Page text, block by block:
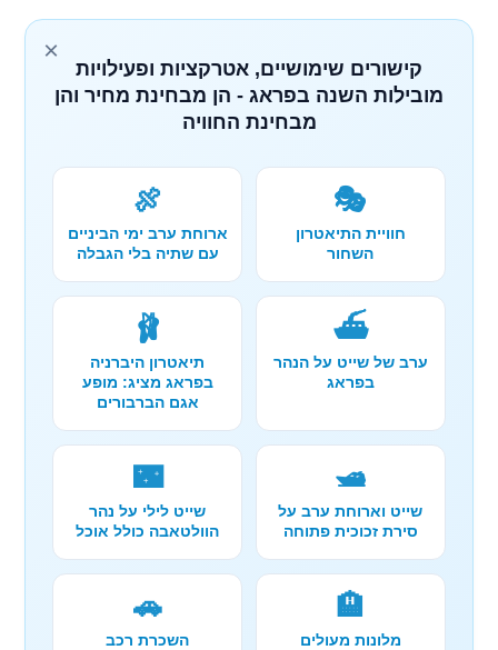
×
קישורים שימושיים, אטרקציות ופעילויות
מובילות השנה בפראג - הן מבחינת מחיר והן
מבחינת החוויה
🎭
חוויית התיאטרון
השחור
🍖
ארוחת ערב ימי הביניים
עם שתיה בלי הגבלה
⛴️
ערב של שייט על הנהר
בפראג
🩰
תיאטרון היברניה
בפראג מציג: מופע
אגם הברבורים
🛥️
שייט וארוחת ערב על
סירת זכוכית פתוחה
🌃
שייט לילי על נהר
הוולטאבה כולל אוכל
🏨
מלונות מעולים
🚗
השכרת רכב